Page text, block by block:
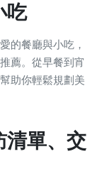
吃
的餐廳與小吃，
薦。從早餐到宵
助你輕鬆規劃美
清單、交